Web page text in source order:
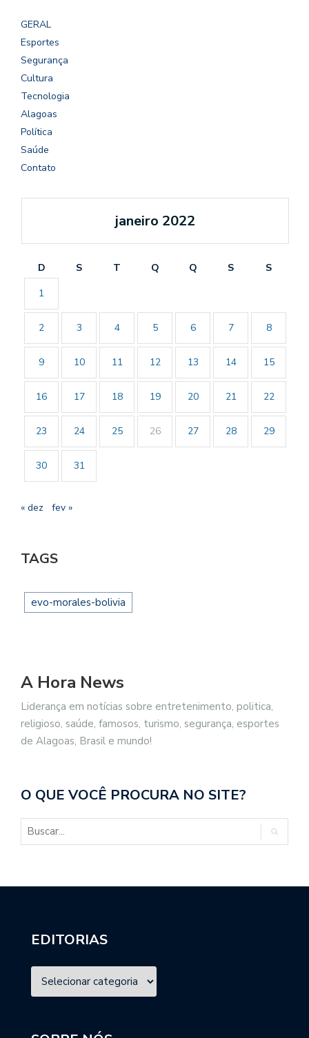
GERAL
Esportes
Segurança
Cultura
Tecnologia
Alagoas
Política
Saúde
Contato
janeiro 2022
D S T Q Q S
S
1
2 3 4 5 6 7 8
9 10 11 12 13 14 15
16 17 18 19 20 21 22
23 24 25 26 27 28 29
30 31
« dez fev »
TAGS
evo-morales-bolivia
A Hora News
Liderança em notícias sobre entretenimento, politica,
religioso, saúde, famosos, turismo, segurança, esportes
de Alagoas, Brasil e mundo!
O QUE VOCÊ PROCURA NO SITE?
EDITORIAS